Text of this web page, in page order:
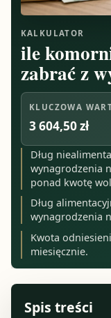
KALKULATOR
ile
zabrać z
KLUCZOWA
3 604,50 zł
Dług
wynagrodzenia
ponad kwotę
Dług
wynagrodzenia
Kwota
miesięcznie.
Spis treści